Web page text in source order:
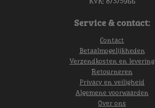
Service & contact:
Contact
Betaalmogelijkheden
Verzendkosten en levering
Retourneren
Privacy en veiligheid
Algemene voorwaarden
Over ons